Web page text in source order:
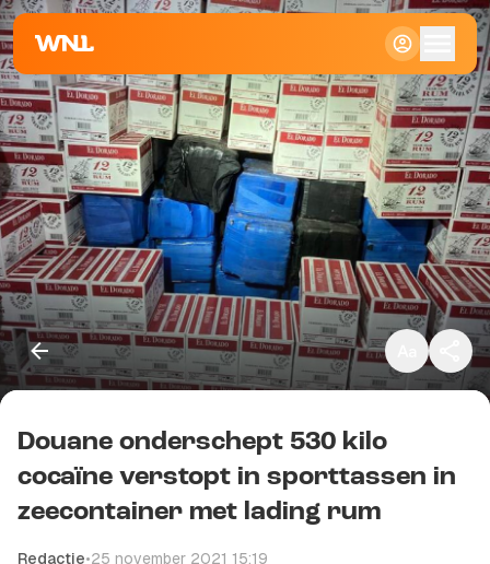
Klein
Standaard
Groot
Kopieer link
Douane onderschept 530 kilo
cocaïne verstopt in sporttassen in
zeecontainer met lading rum
Redactie•25 november 2021 15:19